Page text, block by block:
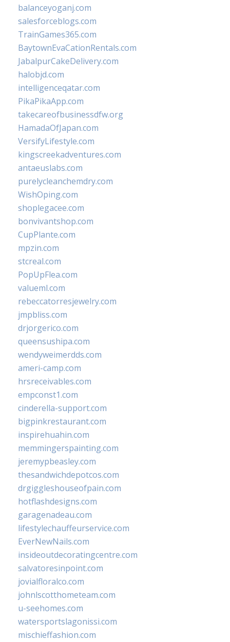
balanceyoganj.com
salesforceblogs.com
TrainGames365.com
BaytownEvaCationRentals.com
JabalpurCakeDelivery.com
halobjd.com
intelligenceqatar.com
PikaPikaApp.com
takecareofbusinessdfw.org
HamadaOfJapan.com
VersifyLifestyle.com
kingscreekadventures.com
antaeuslabs.com
purelycleanchemdry.com
WishOping.com
shoplegacee.com
bonvivantshop.com
CupPlante.com
mpzin.com
stcreal.com
PopUpFlea.com
valueml.com
rebeccatorresjewelry.com
jmpbliss.com
drjorgerico.com
queensushipa.com
wendyweimerdds.com
ameri-camp.com
hrsreceivables.com
empconst1.com
cinderella-support.com
bigpinkrestaurant.com
inspirehuahin.com
memmingerspainting.com
jeremypbeasley.com
thesandwichdepotcos.com
drgiggleshouseofpain.com
hotflashdesigns.com
garagenadeau.com
lifestylechauffeurservice.com
EverNewNails.com
insideoutdecoratingcentre.com
salvatoresinpoint.com
jovialfloralco.com
johnlscotthometeam.com
u-seehomes.com
watersportslagonissi.com
mischieffashion.com